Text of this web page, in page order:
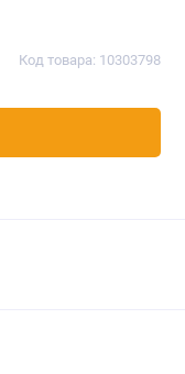
Код товара: 10303798